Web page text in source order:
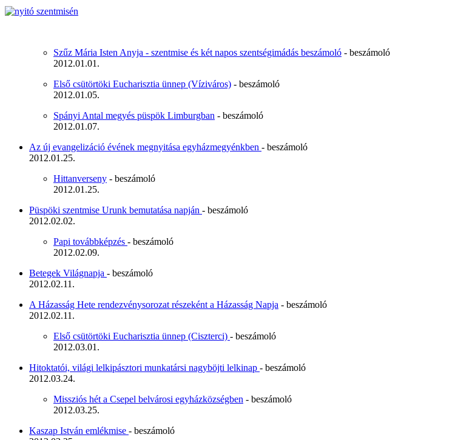
Szűz Mária Isten Anyja - szentmise és két napos szentségimádás beszámoló - beszámoló
2012.01.01.
Első csütörtöki Eucharisztia ünnep (Víziváros) - beszámoló
2012.01.05.
Spányi Antal megyés püspök Limburgban - beszámoló
2012.01.07.
Az új evangelizáció évének megnyitása egyházmegyénkben - beszámoló
2012.01.25.
Hittanverseny - beszámoló
2012.01.25.
Püspöki szentmise Urunk bemutatása napján - beszámoló
2012.02.02.
Papi továbbképzés - beszámoló
2012.02.09.
Betegek Világnapja - beszámoló
2012.02.11.
A Házasság Hete rendezvénysorozat részeként a Házasság Napja - beszámoló
2012.02.11.
Első csütörtöki Eucharisztia ünnep (Ciszterci) - beszámoló
2012.03.01.
Hitoktatói, világi lelkipásztori munkatársi nagyböjti lelkinap - beszámoló
2012.03.24.
Missziós hét a Csepel belvárosi egyházközségben - beszámoló
2012.03.25.
Kaszap István emlékmise - beszámoló